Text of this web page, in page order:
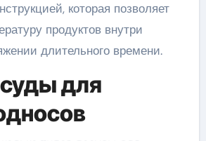
которая позволяет
продуктов внутри
длительного времени.
для